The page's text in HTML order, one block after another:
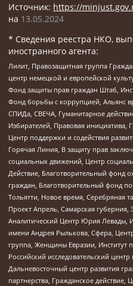
Источник: https://
на 13.05.2024
* Сведения реестра НКО,
иностранного агента:
Лилит, Правозащитная группа
центр немецкой и европейской
Фонд защиты прав граждан Штаб,
Фонд борьбы с коррупцией,
СПИДа, СВЕЧА, Гуманитарное
Избирателей, Правовая инициатива,
Центр поддержки и содействия
Горячая Линия, В защиту прав
социальных движений, Центр
Действие, Благотворительный фонд
граждан, Благотворительный фонд
Тольятти, Новое время, Серебряная
Проект Апрель, Самарская
Аналитический Центр Юрия Левады,
имени Андрея Рылькова, Сфера,
группа, Женщины Евразии, Институт
Российский исследовательский
Дальневосточный центр развития
партнерства, Гражданское действие,